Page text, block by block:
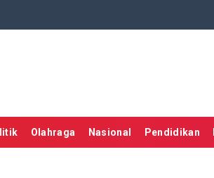
Olahraga Nasional Pendidikan